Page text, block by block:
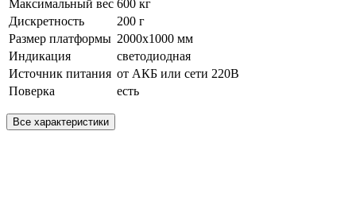
Максимальный вес 600 кг
Дискретность
200 г
Размер платформы 2000х1000 мм
Индикация
светодиодная
Источник питания от АКБ или сети 220В
Поверка
есть
Все характеристики